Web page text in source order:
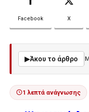
Facebook X
▶Άκου το άρθρο
1 λεπτά ανάγνωσης